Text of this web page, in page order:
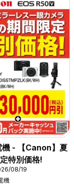
機 - 【Canon】夏
特別価格!
08/19
機